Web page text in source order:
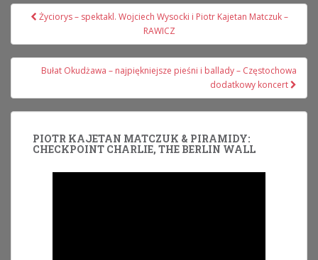
Nawigacja
Życiorys – spektakl. Wojciech Wysocki i Piotr Kajetan Matczuk –
RAWICZ
Bułat Okudżawa – najpiękniejsze pieśni i ballady – Częstochowa
dodatkowy koncert
PIOTR KAJETAN MATCZUK & PIRAMIDY:
CHECKPOINT CHARLIE, THE BERLIN WALL